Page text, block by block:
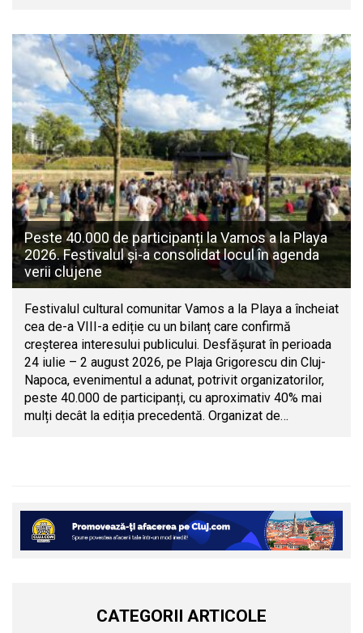
Peste 40.000 de participanți la Vamos a la Playa
2026. Festivalul și-a consolidat locul în agenda
verii clujene
Festivalul cultural comunitar Vamos a la Playa a încheiat
cea de-a VIII-a ediție cu un bilanț care confirmă
creșterea interesului publicului. Desfășurat în perioada
24 iulie – 2 august 2026, pe Plaja Grigorescu din Cluj-
Napoca, evenimentul a adunat, potrivit organizatorilor,
peste 40.000 de participanți, cu aproximativ 40% mai
mulți decât la ediția precedentă. Organizat de…
CATEGORII ARTICOLE